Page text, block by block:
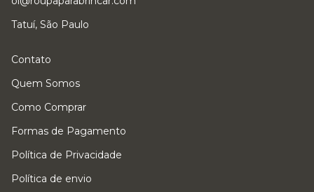
Tatuí, São Paulo
Contato
Quem Somos
Como Comprar
Formas de Pagamento
Política de Privacidade
Política de envio